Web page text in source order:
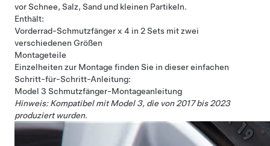
vor Schnee, Salz, Sand und kleinen Partikeln.
Enthält:
Vorderrad-Schmutzfänger x 4 in 2 Sets mit zwei
verschiedenen Größen
Montageteile
Einzelheiten zur Montage finden Sie in dieser einfachen
Schritt-für-Schritt-Anleitung:
Model 3 Schmutzfänger-Montageanleitung
Hinweis: Kompatibel mit Model 3, die von 2017 bis 2023
produziert wurden.